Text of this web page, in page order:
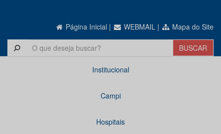
Página Inicial | WEBMAIL | Mapa do Site
Institucional
Campi
Hospitais